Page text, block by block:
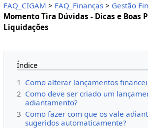
FAQ_CIGAM > FAQ_Finanças> Gestão
Momento Tira Dúvidas - Dicas e Boas
Liquidações
Índice
1 Como alterar lançamentos
2 Como deve ser criado um
adiantamento?
3 Como fazer com que os vale
sugeridos automaticamente?